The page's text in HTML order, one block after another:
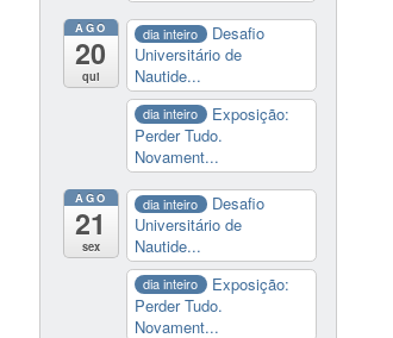
AGO
20
qui
dia inteiro
Desafio
Universitário de
Nautide...
dia inteiro
Exposição:
Perder Tudo.
Novament...
AGO
21
sex
dia inteiro
Desafio
Universitário de
Nautide...
dia inteiro
Exposição:
Perder Tudo.
Novament...